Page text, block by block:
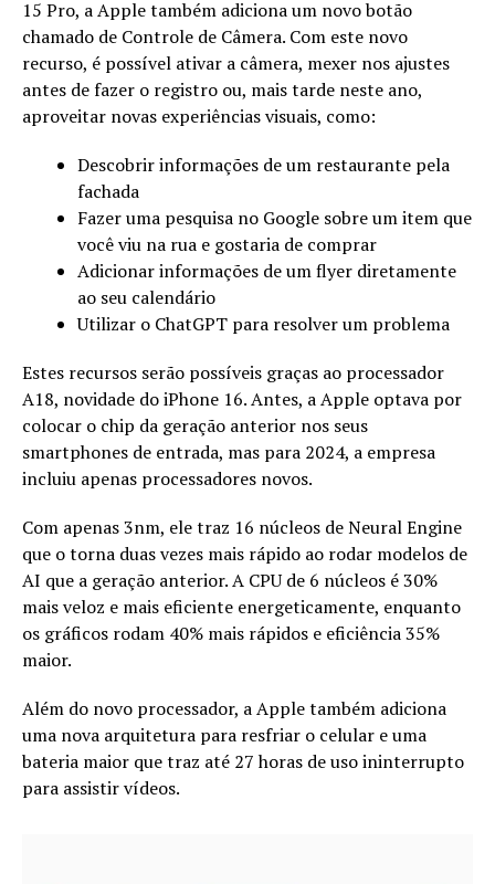
15 Pro, a Apple também adiciona um novo botão
chamado de Controle de Câmera. Com este novo
recurso, é possível ativar a câmera, mexer nos ajustes
antes de fazer o registro ou, mais tarde neste ano,
aproveitar novas experiências visuais, como:
Descobrir informações de um restaurante pela
fachada
Fazer uma pesquisa no Google sobre um item que
você viu na rua e gostaria de comprar
Adicionar informações de um flyer diretamente
ao seu calendário
Utilizar o ChatGPT para resolver um problema
Estes recursos serão possíveis graças ao processador
A18, novidade do iPhone 16. Antes, a Apple optava por
colocar o chip da geração anterior nos seus
smartphones de entrada, mas para 2024, a empresa
incluiu apenas processadores novos.
Com apenas 3nm, ele traz 16 núcleos de Neural Engine
que o torna duas vezes mais rápido ao rodar modelos de
AI que a geração anterior. A CPU de 6 núcleos é 30%
mais veloz e mais eficiente energeticamente, enquanto
os gráficos rodam 40% mais rápidos e eficiência 35%
maior.
Além do novo processador, a Apple também adiciona
uma nova arquitetura para resfriar o celular e uma
bateria maior que traz até 27 horas de uso ininterrupto
para assistir vídeos.